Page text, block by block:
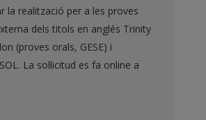
la realització per a les proves
dels titols en anglés Trinity
(proves orals, GESE) i
La sol·licitud es fa online a